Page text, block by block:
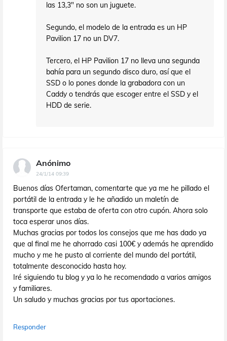
las 13,3" no son un juguete.
Segundo, el modelo de la entrada es un HP
Pavilion 17 no un DV7.
Tercero, el HP Pavilion 17 no lleva una segunda
bahía para un segundo disco duro, así que el
SSD o lo pones donde la grabadora con un
Caddy o tendrás que escoger entre el SSD y el
HDD de serie.
Anónimo
24/1/14 09:39
Buenos días Ofertaman, comentarte que ya me he pillado el
portátil de la entrada y le he añadido un maletín de
transporte que estaba de oferta con otro cupón. Ahora solo
toca esperar unos días.
Muchas gracias por todos los consejos que me has dado ya
que al final me he ahorrado casi 100€ y además he aprendido
mucho y me he pusto al corriente del mundo del portátil,
totalmente desconocido hasta hoy.
Iré siguiendo tu blog y ya lo he recomendado a varios amigos
y familiares.
Un saludo y muchas gracias por tus aportaciones.
Responder